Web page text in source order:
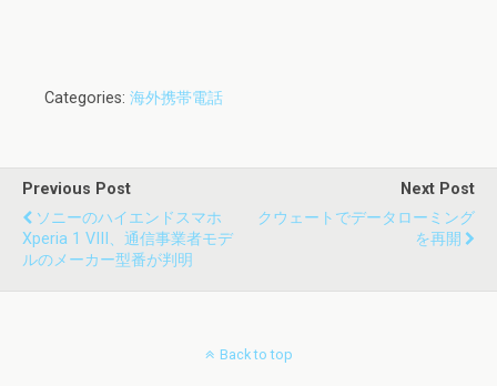
Categories: 海外携帯電話
Previous Post
ソニーのハイエンドスマホ
Xperia 1 VIII、通信事業者モデ
ルのメーカー型番が判明
Next Post
クウェートでデータローミング
を再開
Back to top